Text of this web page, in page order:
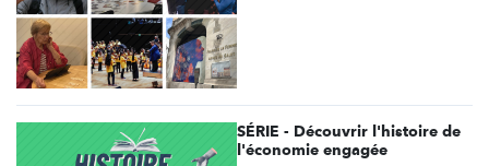
SÉRIE - Découvrir l'histoire de
l'économie engagée